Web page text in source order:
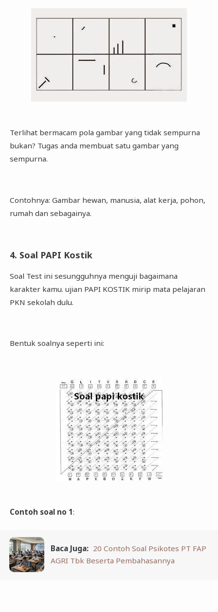
Terlihat bermacam pola gambar yang tidak sempurna
bukan? Tugas anda membuat satu gambar yang
sempurna.
Contohnya: Gambar hewan, manusia, alat kerja, pohon,
rumah dan sebagainya.
4. Soal PAPI Kostik
Soal Test ini sesungguhnya menguji bagaimana
karakter kamu. ujian PAPI KOSTIK mirip mata pelajaran
PKN sekolah dulu.
Bentuk soalnya seperti ini:
Contoh soal no 1:
Baca Juga: 20 Contoh Soal Psikotes PT FAP
AGRI Tbk Beserta Pembahasannya